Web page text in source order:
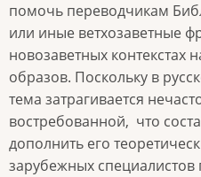
помочь переводчикам
или иные ветхозаветные
новозаветных контекстах
образов. Поскольку в
тема затрагивается
востребованной, что
дополнить его
зарубежных специалистов